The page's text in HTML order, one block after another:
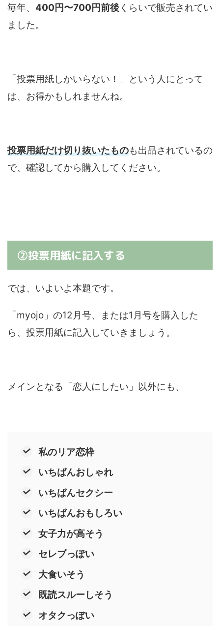
毎年、 400円〜700円前後 くらいで販売されてい
ました。
「投票用紙しかいらない！」という人にとって
は、お得かもしれませんね。
投票用紙だけ切り抜いたものも出品されているの
で、確認してから購入してください。
②投票用紙に記入する
では、いよいよ本題です。
「myojo」の12月号、または1月号を購入した
ら、投票用紙に記入していきましょう。
メインとなる「恋人にしたい」以外にも、
私のリア恋枠
いちばんおしゃれ
いちばんセクシー
いちばんおもしろい
女子力が高そう
セレブっぽい
大食いそう
既読スルーしそう
オタクっぽい